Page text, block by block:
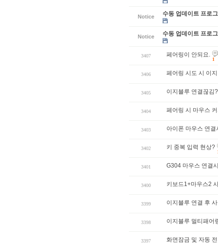
Notice 수동 업데이트 프로
Notice 수동 업데이트 프로
3407 페어링이 안되요.
1
3406 페어링 시도 시 이
3405 이지블루 연결끊김?
3404 페어링 시 마우스
3403 아이폰 마우스 연
3402 키 중복 입력 현상?
3401 G304 마우스 연결
3400 키보드1+마우스2
3399 이지블루 연결 후
3398 이지블루 멀티패어
3397 화면잠금 및 자동